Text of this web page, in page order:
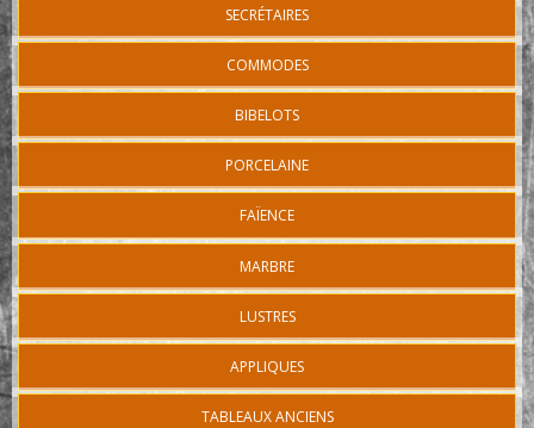
SECRÉTAIRES
COMMODES
BIBELOTS
PORCELAINE
FAÏENCE
MARBRE
LUSTRES
APPLIQUES
TABLEAUX ANCIENS